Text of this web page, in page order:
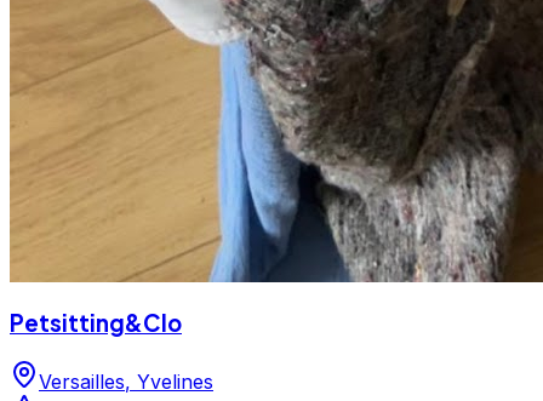
Petsitting&Clo
Versailles, Yvelines